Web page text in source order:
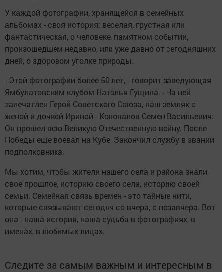
У каждой фотографии, хранящейся в семейных
альбомах - своя история: веселая, грустная или
фантастическая, о человеке, памятном событии,
произошедшем недавно, или уже давно от сегодняшних
дней, о здоровом уголке природы.
- Этой фотографии более 50 лет, - говорит заведующая
Ямбулатовским клубом Наталья Гущина. - На ней
запечатлен Герой Советского Союза, наш земляк с
женой и дочкой Ириной - Коновалов Семен Васильевич.
Он прошел всю Великую Отечественную войну. После
Победы еще воевал на Кубе. Закончил службу в звании
подполковника.
Мы хотим, чтобы жители нашего села и района знали
свое прошлое, историю своего села, историю своей
семьи. Семейная связь времен - это тайные нити,
которые связывают сегодня со вчера, с позавчера. Вот
она - наша история, наша судьба в фотографиях, в
именах, в любимых лицах.
Следите за самым важным и интересным в